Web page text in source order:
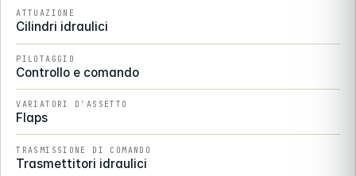
ATTUAZIONE
Cilindri idraulici
PILOTAGGIO
Controllo e comando
VARIATORI D'ASSETTO
Flaps
TRASMISSIONE DI COMANDO
Trasmettitori idraulici